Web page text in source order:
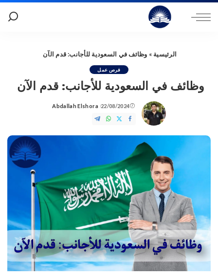
الرئيسية » وظائف في السعودية للأجانب: قدم الآن
فرص عمل
وظائف في السعودية للأجانب: قدم الآن
22/08/2024
Posted
by
Abdallah Elshora